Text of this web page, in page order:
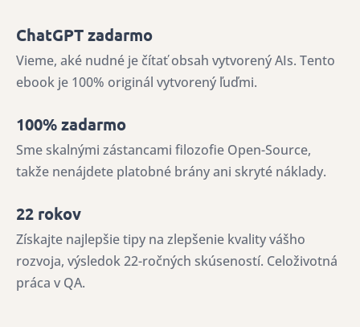
ChatGPT zadarmo
Vieme, aké nudné je čítať obsah vytvorený AIs. Tento
ebook je 100% originál vytvorený ľuďmi.
100% zadarmo
Sme skalnými zástancami filozofie Open-Source,
takže nenájdete platobné brány ani skryté náklady.
22 rokov
Získajte najlepšie tipy na zlepšenie kvality vášho
rozvoja, výsledok 22-ročných skúseností. Celoživotná
práca v QA.